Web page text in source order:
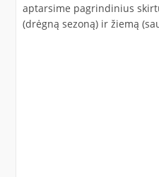
aptarsime pagrindinius
(drėgną sezoną) ir žiemą